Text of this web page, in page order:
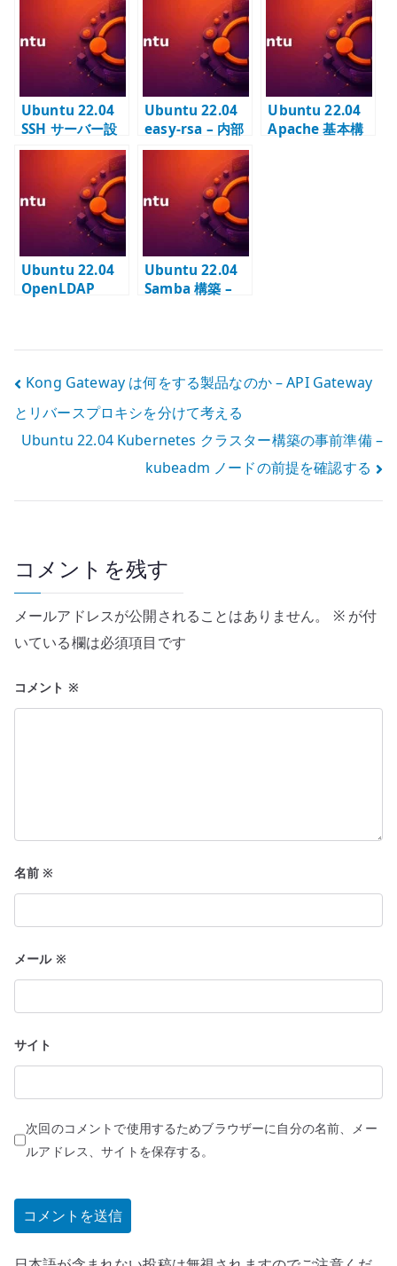
MariaDB
backend を構成
する
ドバランサーを
構成する
Ubuntu 22.04
SSH サーバー設
定 –
sshd_config と
公開鍵認証の前
提を確認する
Ubuntu 22.04
easy-rsa – 内部
CA と SAN 付き
証明書を作成す
Ubuntu 22.04
Apache 基本構
Ubuntu 22.04
OpenLDAP
ldapsearch /
ldapmodify の
Ubuntu 22.04
Samba 構築 –
投
稿
ナ
ビ
ー
シ
ョ
ン
Kong Gateway は何をする製品なのか – API Gateway
とリバースプロキシを分けて考える
Ubuntu 22.04 Kubernetes クラスター構築の事前準備 –
kubeadm ノードの前提を確認する
コメントを残す
メールアドレスが公開されることはありません。 ※が付
いている欄は必須項目です
コメント ※
名前※
メール ※
サイト
次回のコメントで使用するためブラウザーに自分の名前、メー
ルアドレス、サイトを保存する。